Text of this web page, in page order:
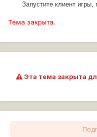
Запустите клиент игры,
Тема закрыта.
Эта тема закрыта